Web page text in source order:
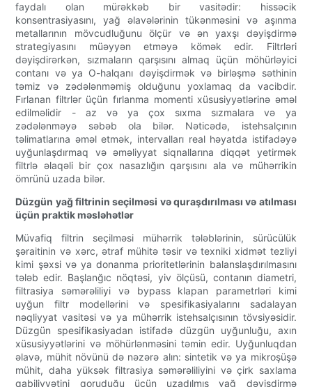
faydalı olan mürəkkəb bir vasitədir: hissəcik
konsentrasiyasını, yağ əlavələrinin tükənməsini və aşınma
metallarının mövcudluğunu ölçür və ən yaxşı dəyişdirmə
strategiyasını müəyyən etməyə kömək edir. Filtrləri
dəyişdirərkən, sızmaların qarşısını almaq üçün möhürləyici
contanı və ya O-halqanı dəyişdirmək və birləşmə səthinin
təmiz və zədələnməmiş olduğunu yoxlamaq da vacibdir.
Fırlanan filtrlər üçün fırlanma momenti xüsusiyyətlərinə əməl
edilməlidir - az və ya çox sıxma sızmalara və ya
zədələnməyə səbəb ola bilər. Nəticədə, istehsalçının
təlimatlarına əməl etmək, intervalları real həyatda istifadəyə
uyğunlaşdırmaq və əməliyyat siqnallarına diqqət yetirmək
filtrlə əlaqəli bir çox nasazlığın qarşısını ala və mühərrikin
ömrünü uzada bilər.
Düzgün yağ filtrinin seçilməsi və quraşdırılması və atılması
üçün praktik məsləhətlər
Müvafiq filtrin seçilməsi mühərrik tələblərinin, sürücülük
şəraitinin və xərc, ətraf mühitə təsir və texniki xidmət tezliyi
kimi şəxsi və ya donanma prioritetlərinin balanslaşdırılmasını
tələb edir. Başlanğıc nöqtəsi, yiv ölçüsü, contanın diametri,
filtrasiya səmərəliliyi və bypass klapan parametrləri kimi
uyğun filtr modellərini və spesifikasiyalarını sadalayan
nəqliyyat vasitəsi və ya mühərrik istehsalçısının tövsiyəsidir.
Düzgün spesifikasiyadan istifadə düzgün uyğunluğu, axın
xüsusiyyətlərini və möhürlənməsini təmin edir. Uyğunluqdan
əlavə, mühit növünü də nəzərə alın: sintetik və ya mikroşüşə
mühit, daha yüksək filtrasiya səmərəliliyini və çirk saxlama
qabiliyyətini qoruduğu üçün uzadılmış yağ dəyişdirmə